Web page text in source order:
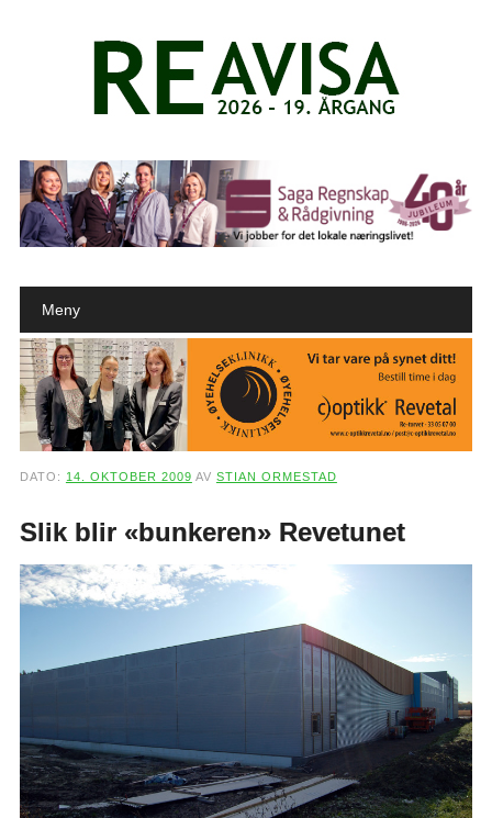
Main menu
Meny
DATO: 14. OKTOBER 2009 AV STIAN ORMESTAD
Slik blir «bunkeren» Revetunet